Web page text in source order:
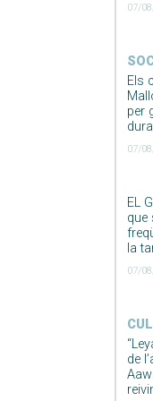
07/
Els
per
07/
EL
que
la
07/
de